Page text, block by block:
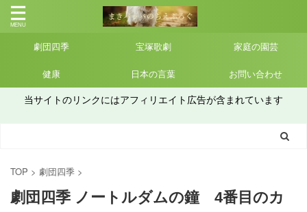
劇団四季 宝塚歌劇 家庭の園芸
健康 日本の言葉 お問い合わせ
当サイトのリンクにはアフィリエイト広告が含まれています
TOP > 劇団四季 >
劇団四季 ノートルダムの鐘 4番目のカ